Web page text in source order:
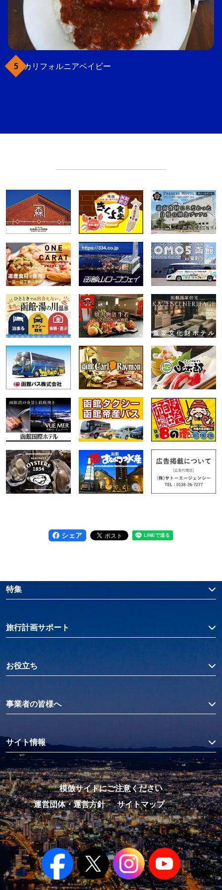
カリフォルニアベイビー
シェア
特集
旅行計画サポート
お役立ち
事業者の皆様へ
サイト情報
模倣サイトにご注意ください
運営団体・運営方針
サイトマップ